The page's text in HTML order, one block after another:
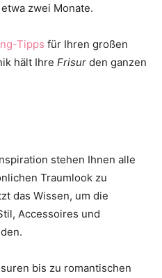
zwei Monate.
Tipps für Ihren großen
hält Ihre Frisur den ganzen
stehen Ihnen alle
Traumlook zu
das Wissen, um die
Accessoires und
bis zu romantischen